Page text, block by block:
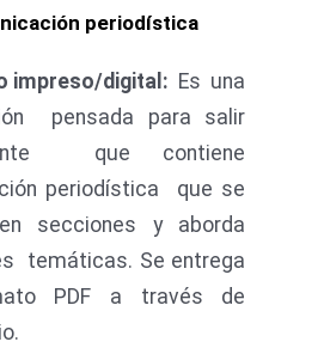
n periodística
impreso/digital: Es una
pensada para salir
que contiene
periodística que se
secciones y aborda
temáticas. Se entrega
PDF a través de